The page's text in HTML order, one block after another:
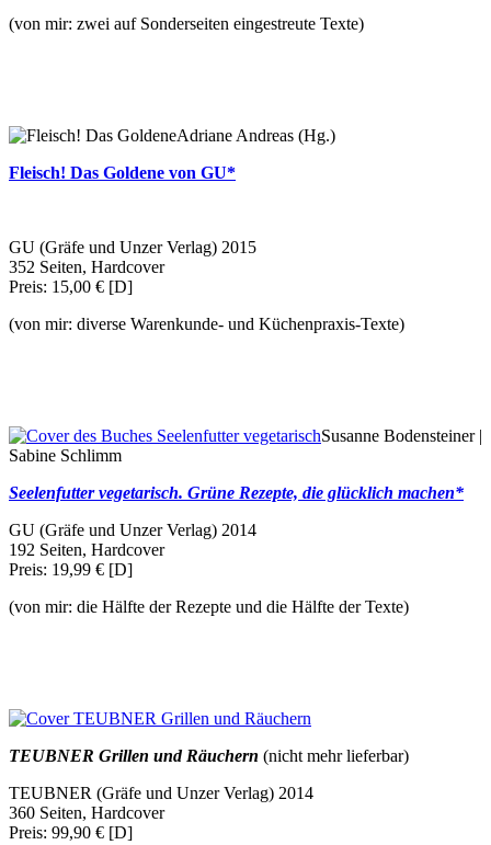
(von mir: zwei auf Sonderseiten eingestreute Texte)
Adriane Andreas (Hg.)
Fleisch! Das Goldene von GU*
GU (Gräfe und Unzer Verlag) 2015
352 Seiten, Hardcover
Preis: 15,00 € [D]
(von mir: diverse Warenkunde- und Küchenpraxis-Texte)
Susanne Bodensteiner |
Sabine Schlimm
Seelenfutter vegetarisch. Grüne Rezepte, die glücklich machen*
GU (Gräfe und Unzer Verlag) 2014
192 Seiten, Hardcover
Preis: 19,99 € [D]
(von mir: die Hälfte der Rezepte und die Hälfte der Texte)
TEUBNER Grillen und Räuchern (nicht mehr lieferbar)
TEUBNER (Gräfe und Unzer Verlag) 2014
360 Seiten, Hardcover
Preis: 99,90 € [D]